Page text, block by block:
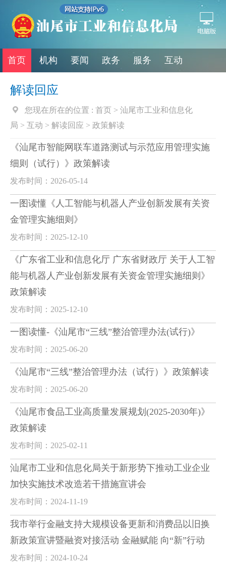
首页 机构 要闻 政务 服务 互动
解读回应
您现在所在的位置 : 首页 > 汕尾市工业和信息化
局 > 互动 > 解读回应 > 政策解读
《汕尾市智能网联车道路测试与示范应用管理实施
细则（试行）》政策解读
发布时间：2026-05-14
一图读懂《人工智能与机器人产业创新发展有关资
金管理实施细则》
发布时间：2025-12-10
《广东省工业和信息化厅 广东省财政厅 关于人工智
能与机器人产业创新发展有关资金管理实施细则》
政策解读
发布时间：2025-12-10
一图读懂-《汕尾市“三线”整治管理办法(试行)》
发布时间：2025-06-20
《汕尾市“三线”整治管理办法（试行）》政策解读
发布时间：2025-06-20
《汕尾市食品工业高质量发展规划(2025-2030年)》
政策解读
发布时间：2025-02-11
汕尾市工业和信息化局关于新形势下推动工业企业
加快实施技术改造若干措施宣讲会
发布时间：2024-11-19
我市举行金融支持大规模设备更新和消费品以旧换
新政策宣讲暨融资对接活动 金融赋能 向“新”行动
发布时间：2024-10-24